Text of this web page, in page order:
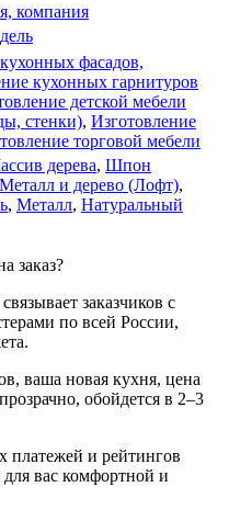
компания
фасадов,
кухонных гарнитуров
детской мебели
стенки), Изготовление
торговой мебели
дерева, Шпон
Металл и дерево (Лофт),
, Металл, Натуральный
заказ?
заказчиков с
по всей России,
ваша новая кухня, цена
обойдется в 2–3
платежей и рейтингов
вас комфортной и